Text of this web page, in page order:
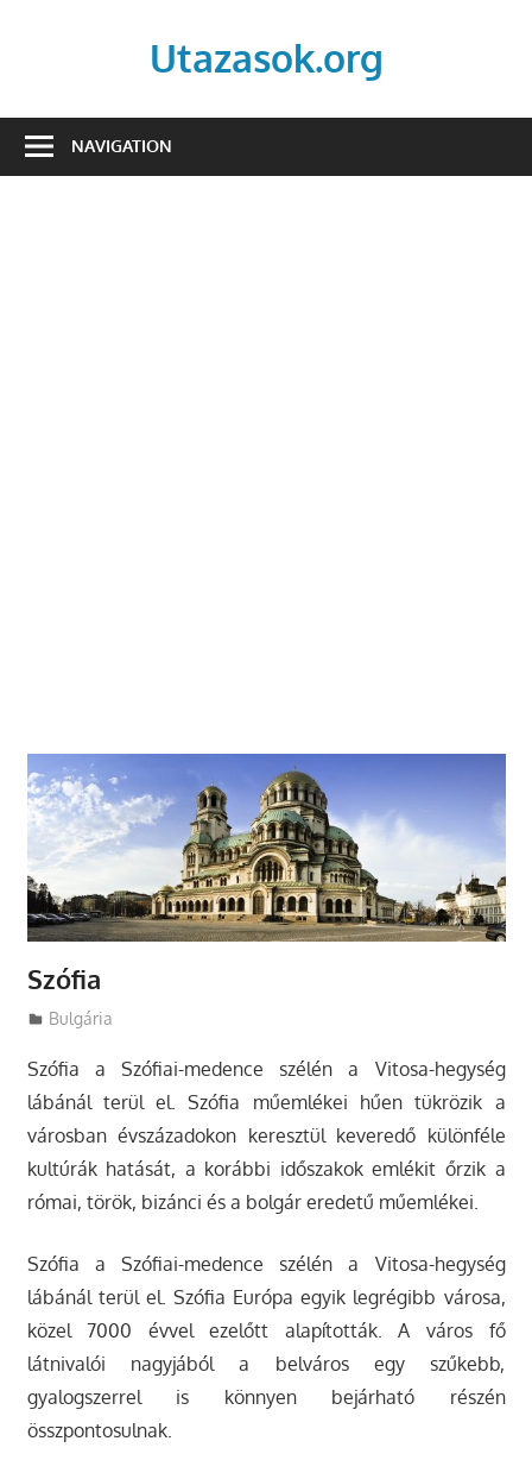
Utazasok.org
NAVIGATION
Szófia
Utazasok.org
Bulgária
Szófia a Szófiai-medence szélén a Vitosa-hegység
lábánál terül el. Szófia műemlékei hűen tükrözik a
városban évszázadokon keresztül keveredő különféle
kultúrák hatását, a korábbi időszakok emlékit őrzik a
római, török, bizánci és a bolgár eredetű műemlékei.
Szófia a Szófiai-medence szélén a Vitosa-hegység
lábánál terül el. Szófia Európa egyik legrégibb városa,
közel 7000 évvel ezelőtt alapították. A város fő
látnivalói nagyjából a belváros egy szűkebb,
gyalogszerrel is könnyen bejárható részén
összpontosulnak.